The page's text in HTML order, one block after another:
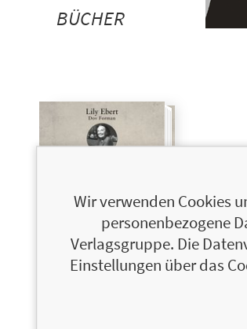
BÜCHER
Wir verwenden Cookies
personenbezogene
Verlagsgruppe. Die
Einstellungen über das